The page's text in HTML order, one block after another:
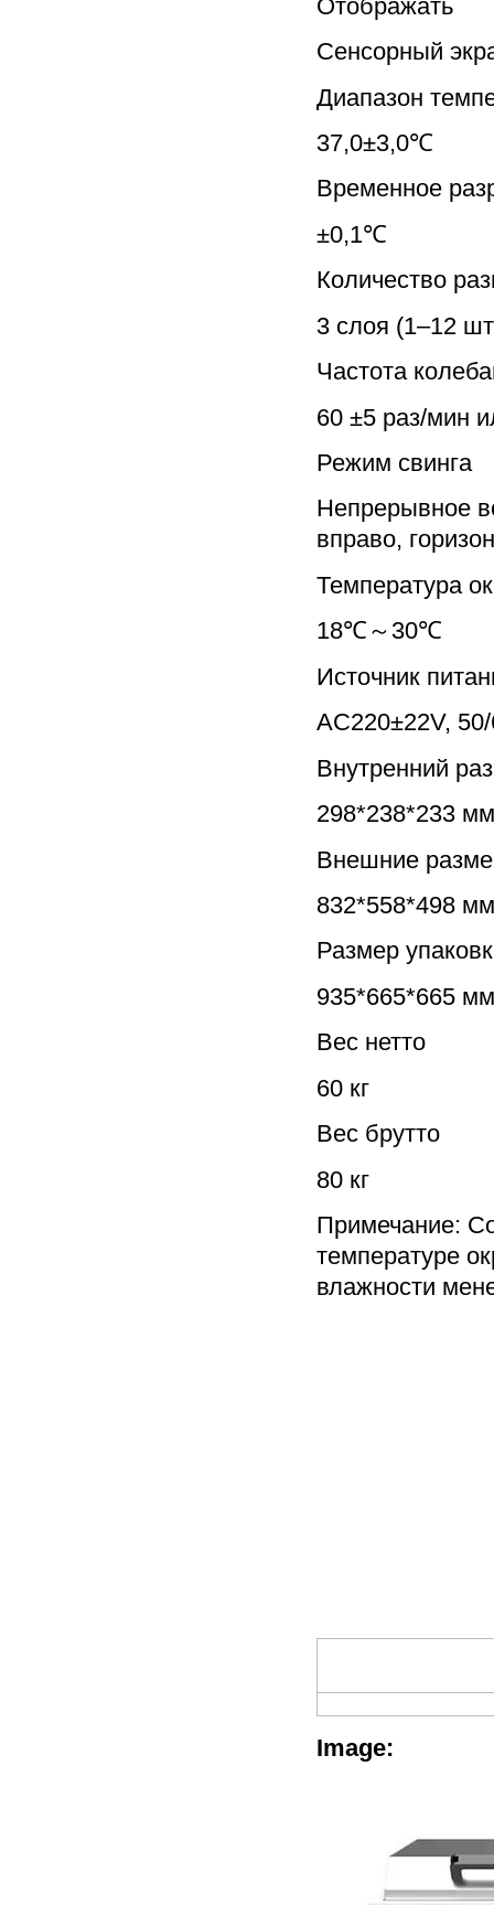
Отображать
Сенсорный
Диапазон
37,0±3,0℃
Временное
±0,1℃
Количество
3 слоя (1–12
Частота
60 ±5 раз/мин
Режим свинга
Непрерывное
вправо,
Температура
18℃～30℃
Источник
AC220±22V,
Внутренний
298*238*233 мм
Внешние
832*558*498 мм
Размер
935*665*665 мм
Вес нетто
60 кг
Вес брутто
80 кг
Примечание:
температуре
влажности
Image: